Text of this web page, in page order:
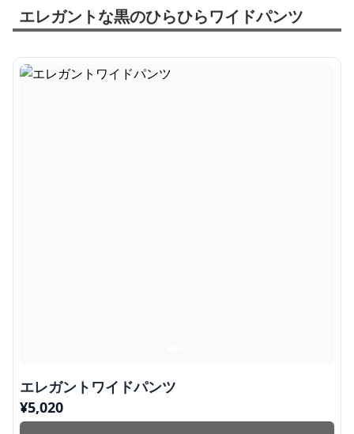
エレガントな黒のひらひらワイドパンツ
エレガントワイドパンツ
¥5,020